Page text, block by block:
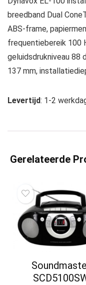
breedband Dual
ABS-frame,
frequentiebereik 100
geluidsdrukniveau 88
137 mm,
Levertijd: 1-2
Gerelateerde